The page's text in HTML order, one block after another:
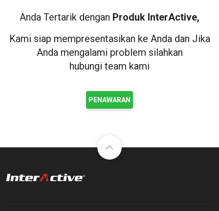
Anda Tertarik dengan Produk InterActive,
Kami siap mempresentasikan ke Anda dan Jika
Anda mengalami problem silahkan
hubungi team kami
PENAWARAN